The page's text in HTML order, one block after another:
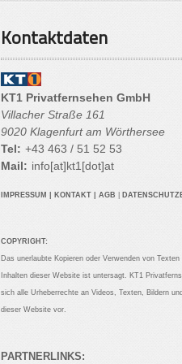
Kontaktdaten
KT1 Privatfernsehen GmbH
Villacher Straße 161
9020 Klagenfurt am Wörthersee
Tel: +43 463 / 51 52 53
Mail: info[at]kt1[dot]at
IMPRESSUM KONTAKT AGB
COPYRIGHT:
Das unerlaubte Kopieren oder Verwenden von Texten
Inhalten dieser Website ist untersagt. KT1
sich alle Urheberrechte an Videos, Texten, Bildern
dieser Website vor.
PARTNERLINKS: